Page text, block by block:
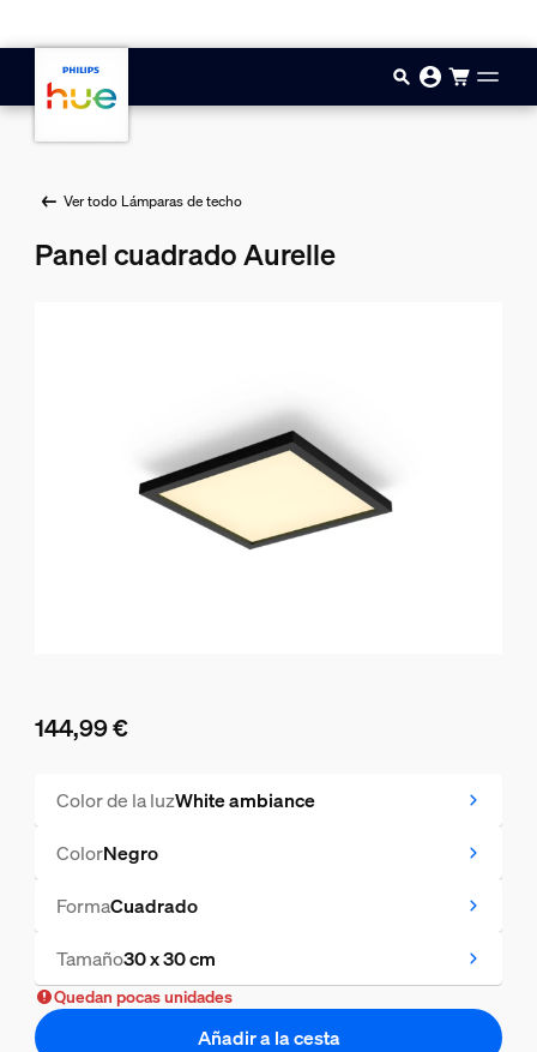
Ver todo Lámparas de techo
Panel cuadrado Aurelle
144,99 €
Color de la luzWhite ambiance
ColorNegro
FormaCuadrado
Tamaño30 x 30 cm
Quedan pocas unidades
Añadir a la cesta